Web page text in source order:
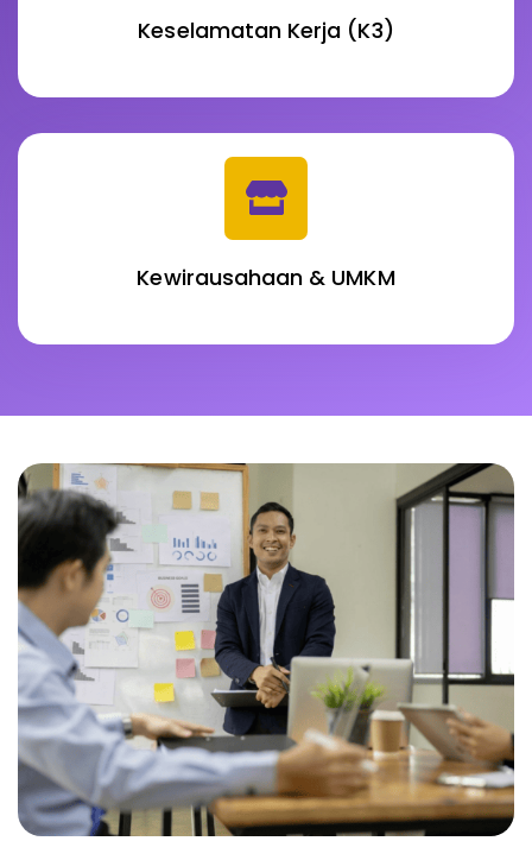
Keselamatan Kerja (K3)
Kewirausahaan & UMKM